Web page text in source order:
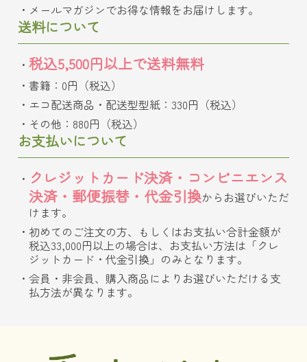
メールマガジンでお得な情報をお届けします。
送料について
税込5,500円以上で送料無料
書籍：0円（税込）
エコ配送商品・配送型型紙：330円（税込）
その他：880円（税込）
お支払いについて
クレジットカード決済・コンビニエンス
決済・郵便振替・代金引換からお選びいただ
けます。
初めてのご注文の方、もしくはお支払い合計金額が
税込33,000円以上の場合は、お支払い方法は「クレ
ジットカード・代金引換」のみとなります。
会員・非会員、購入商品によりお選びいただける支
払方法が異なります。